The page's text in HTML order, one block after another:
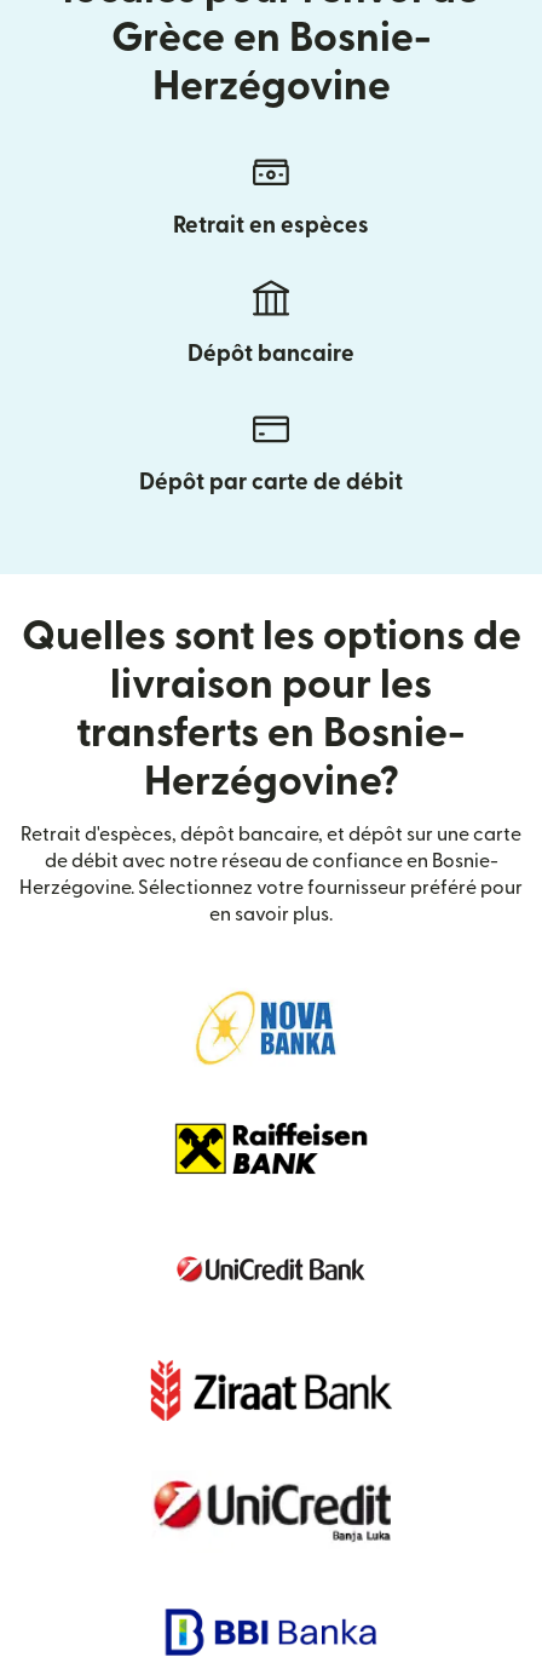
Grèce en Bosnie-
Herzégovine
Retrait en espèces
Dépôt bancaire
Dépôt par carte de débit
Quelles sont les options de
livraison pour les
transferts en Bosnie-
Herzégovine?
Retrait d'espèces, dépôt bancaire, et dépôt sur une carte
de débit avec notre réseau de confiance en Bosnie-
Herzégovine. Sélectionnez votre fournisseur préféré pour
en savoir plus.